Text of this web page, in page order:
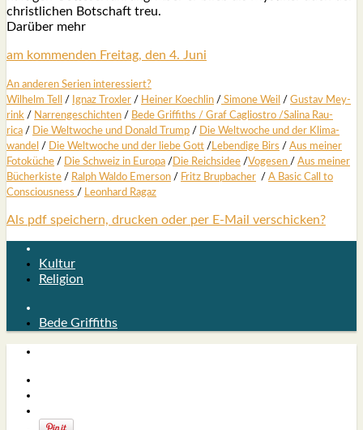
christ­li­chen Bot­schaft treu.
Dar­über mehr
am kom­men­den Frei­tag, den 4. Juni
An ande­ren Seri­en inter­es­siert?
Wil­helm Tell
/ Ignaz Trox­ler / Hei­ner Koech­lin / Simo­ne Weil / Gus­tav Mey­
rink / Nar­ren­ge­schich­ten / Bede Grif­fiths / Graf Cagli­os­tro /Sali­na Rau­
rica / Die Welt­wo­che und Donald Trump / Die Welt­wo­che und der Kli­ma­
wan­del / Die Welt­wo­che und der lie­be Gott /Leben­di­ge Birs / Aus mei­ner
Foto­kü­che / Die Schweiz in Euro­pa /Die Reichs­idee /Voge­sen / Aus mei­ner
Bücher­kis­te / Ralph Wal­do Emer­son / Fritz Brup­ba­cher / A Basic Call to
Con­scious­ness / Leon­hard Ragaz
Als pdf speichern, drucken oder per E-Mail verschicken?
Kultur
Religion
Bede Griffiths